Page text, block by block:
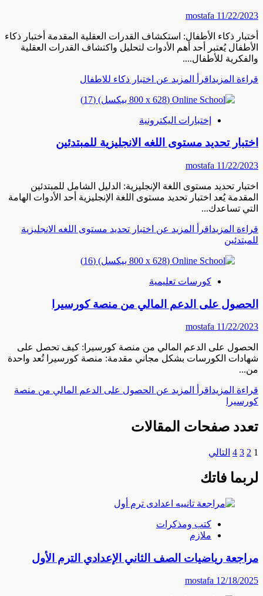
mostafa 11/22/2023
أختبار ذكاء الأطفال: استكشاف القدرات العقلية المقدمة أختبار ذكاء
الأطفال يُعتبر أحد أهم الأدوات لتحليل واكتشاف القدرات العقلية
والفكرية للأطفال....
قراءة المزيد اقرأ المزيد عن اختبار ذكاء للاطفال
إختبارات اليكترونية
اختبار تحديد مستوى اللغه الانجليزية للمبتدئين
mostafa 11/22/2023
اختبار تحديد مستوى اللغة الإنجليزية: الدليل الشامل للمبتدئين
المقدمة يُعد اختبار تحديد مستوى اللغة الإنجليزية أحد الأدوات الهامة
التي تساعدك...
قراءة المزيد اقرأ المزيد عن اختبار تحديد مستوى اللغه الانجليزية
للمبتدئين
كورسات تعليمية
الحصول على الدعم المالي من منصة كورسيرا
mostafa 11/22/2023
الحصول على الدعم المالي من منصة كورسيرا: كيف تحصل على
شهادات الكورسات بشكل مجاني مقدمة: منصة كورسيرا تُعد واحدة
من...
قراءة المزيد اقرأ المزيد عن الحصول على الدعم المالي من منصة
كورسيرا
تعدد صفحات المقالات
1
2
3
4 التالي
لربما فاتك
كتب ومذكرات
ملازم
مراجعة رياضيات الصف الثاني الإعدادي الترم الأول
mostafa 12/18/2025